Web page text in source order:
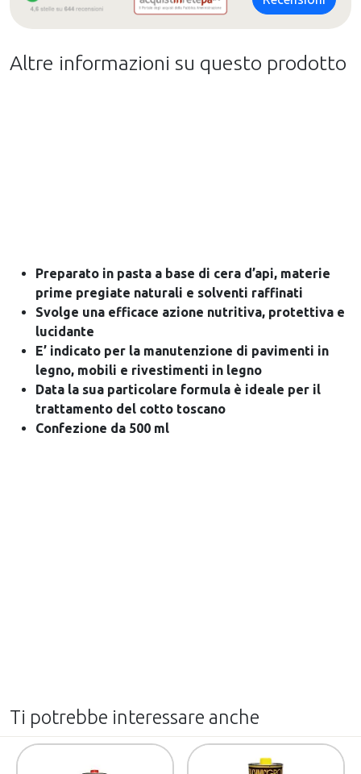
Altre informazioni su questo prodotto
Preparato in pasta a base di cera d’api, materie
prime pregiate naturali e solventi raffinati
Svolge una efficace azione nutritiva, protettiva e
lucidante
E’ indicato per la manutenzione di pavimenti in
legno, mobili e rivestimenti in legno
Data la sua particolare formula è ideale per il
trattamento del cotto toscano
Confezione da 500 ml
Ti potrebbe interessare anche